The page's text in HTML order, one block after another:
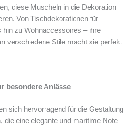
diese Muscheln in die Dekoration
Von Tischdekorationen für
hin zu Wohnaccessoires – ihre
verschiedene Stile macht sie perfekt
besondere Anlässe
sich hervorragend für die Gestaltung
die eine elegante und maritime Note